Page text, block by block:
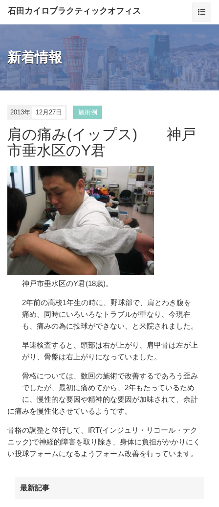
石田カイロプラクティックオフィス
新着情報
2013年 12月27日 施術例
肩の痛み(イップス) 神戸
市垂水区のY君
神戸市垂水区のY君(18歳)。
2年前の高校1年生の時に、野球部で、肩とわき腹を
痛め、同時にいろいろなトラブルが重なり、今現在
も、痛みの為に投球ができない、と来院されました。
早速検査すると、頭部は右が上がり、肩甲骨は左が上
がり、骨盤は右上がりになっていました。
骨格については、数回の施術で改善するであろう歪み
でしたが、最初に痛めてから、2年もたっているため
に、慢性的な要因や精神的な要因が加味されて、余計
に痛みを慢性化させているようです。
骨格の調整と並行して、IRT(インジュリ・リコール・テク
ニック)で神経的障害を取り除き、身体に負担がかかりにく
い投球フォームになるようフォーム改善を行っています。
最新記事